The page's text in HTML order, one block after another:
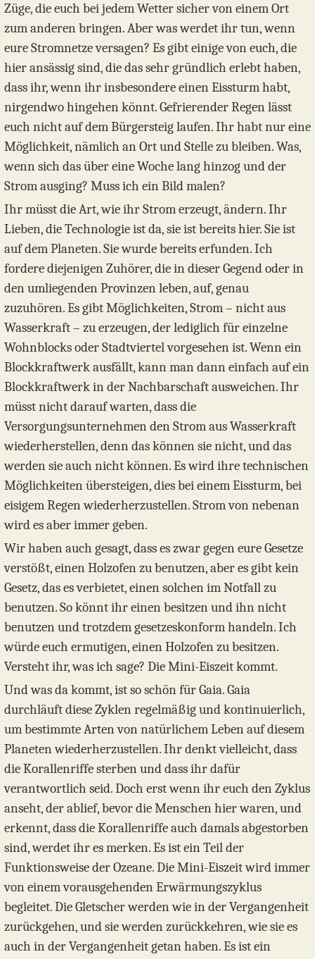
Züge, die euch bei jedem Wetter sicher von einem Ort
zum anderen bringen. Aber was werdet ihr tun, wenn
eure Stromnetze versagen? Es gibt einige von euch, die
hier ansässig sind, die das sehr gründlich erlebt haben,
dass ihr, wenn ihr insbesondere einen Eissturm habt,
nirgendwo hingehen könnt. Gefrierender Regen lässt
euch nicht auf dem Bürgersteig laufen. Ihr habt nur eine
Möglichkeit, nämlich an Ort und Stelle zu bleiben. Was,
wenn sich das über eine Woche lang hinzog und der
Strom ausging? Muss ich ein Bild malen?
Ihr müsst die Art, wie ihr Strom erzeugt, ändern. Ihr
Lieben, die Technologie ist da, sie ist bereits hier. Sie ist
auf dem Planeten. Sie wurde bereits erfunden. Ich
fordere diejenigen Zuhörer, die in dieser Gegend oder in
den umliegenden Provinzen leben, auf, genau
zuzuhören. Es gibt Möglichkeiten, Strom – nicht aus
Wasserkraft – zu erzeugen, der lediglich für einzelne
Wohnblocks oder Stadtviertel vorgesehen ist. Wenn ein
Blockkraftwerk ausfällt, kann man dann einfach auf ein
Blockkraftwerk in der Nachbarschaft ausweichen. Ihr
müsst nicht darauf warten, dass die
Versorgungsunternehmen den Strom aus Wasserkraft
wiederherstellen, denn das können sie nicht, und das
werden sie auch nicht können. Es wird ihre technischen
Möglichkeiten übersteigen, dies bei einem Eissturm, bei
eisigem Regen wiederherzustellen. Strom von nebenan
wird es aber immer geben.
Wir haben auch gesagt, dass es zwar gegen eure Gesetze
verstößt, einen Holzofen zu benutzen, aber es gibt kein
Gesetz, das es verbietet, einen solchen im Notfall zu
benutzen. So könnt ihr einen besitzen und ihn nicht
benutzen und trotzdem gesetzeskonform handeln. Ich
würde euch ermutigen, einen Holzofen zu besitzen.
Versteht ihr, was ich sage? Die Mini-Eiszeit kommt.
Und was da kommt, ist so schön für Gaia. Gaia
durchläuft diese Zyklen regelmäßig und kontinuierlich,
um bestimmte Arten von natürlichem Leben auf diesem
Planeten wiederherzustellen. Ihr denkt vielleicht, dass
die Korallenriffe sterben und dass ihr dafür
verantwortlich seid. Doch erst wenn ihr euch den Zyklus
anseht, der ablief, bevor die Menschen hier waren, und
erkennt, dass die Korallenriffe auch damals abgestorben
sind, werdet ihr es merken. Es ist ein Teil der
Funktionsweise der Ozeane. Die Mini-Eiszeit wird immer
von einem vorausgehenden Erwärmungszyklus
begleitet. Die Gletscher werden wie in der Vergangenheit
zurückgehen, und sie werden zurückkehren, wie sie es
auch in der Vergangenheit getan haben. Es ist ein